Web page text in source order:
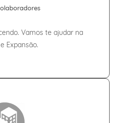
Vamos te ajudar na
Expansão.